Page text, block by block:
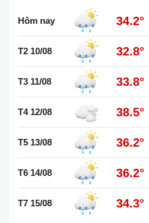
Hôm nay 34.2°
T2 10/08 32.8°
T3 11/08 33.8°
T4 12/08 38.5°
T5 13/08 36.2°
T6 14/08 36.2°
T7 15/08 34.3°